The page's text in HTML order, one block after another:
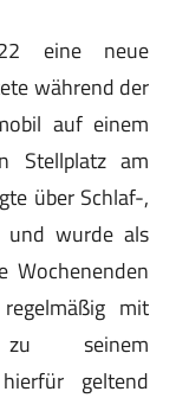
eine neue
während der
auf einem
Stellplatz am
über Schlaf-,
und wurde als
mit
zu seinem
geltend